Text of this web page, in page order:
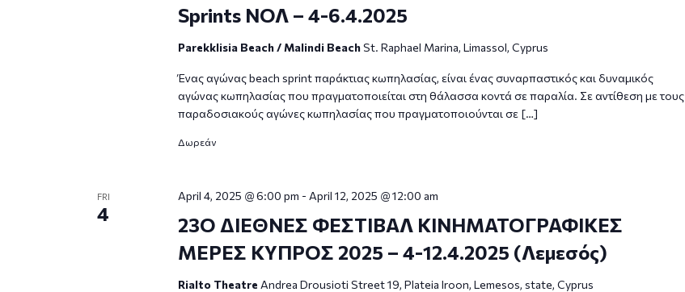
Sprints ΝΟΛ – 4-6.4.2025
Parekklisia Beach / Malindi BeachSt. Raphael Marina, Limassol, Cyprus
Ένας αγώνας beach sprint παράκτιας κωπηλασίας, είναι ένας συναρπαστικός και δυναμικός
αγώνας κωπηλασίας που πραγματοποιείται στη θάλασσα κοντά σε παραλία. Σε αντίθεση με τους
παραδοσιακούς αγώνες κωπηλασίας που πραγματοποιούνται σε […]
Δωρεάν
FRI
4
23Ο ΔΙΕΘΝΕΣ ΦΕΣΤΙΒΑΛ ΚΙΝΗΜΑΤΟΓΡΑΦΙΚΕΣ
ΜΕΡΕΣ ΚΥΠΡΟΣ 2025 – 4-12.4.2025 (Λεμεσός)
April 4, 2025 @ 6:00 pm - April 12, 2025 @ 12:00 am
Rialto Theatre Andrea Drousioti Street 19, Plateia Iroon, Lemesos, state, Cyprus